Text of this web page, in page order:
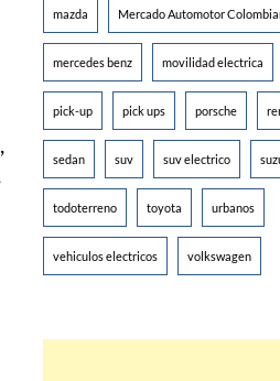
mazda Mercado Automotor
mercedes benz movilidad electrica
pick-up pick ups porsche
sedan suv suv electrico
todoterreno toyota urbanos
vehiculos electricos volkswagen